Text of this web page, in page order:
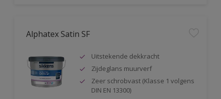
Alphatex Satin SF
Uitstekende dekkracht
Zijdeglans muurverf
Zeer schrobvast (Klasse 1 volgens
DIN EN 13300)